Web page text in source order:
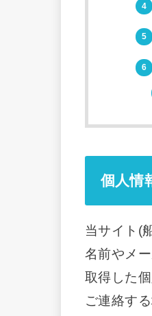
4
5
6
個人情
当サイト(
名前やメ
取得した
ご連絡す